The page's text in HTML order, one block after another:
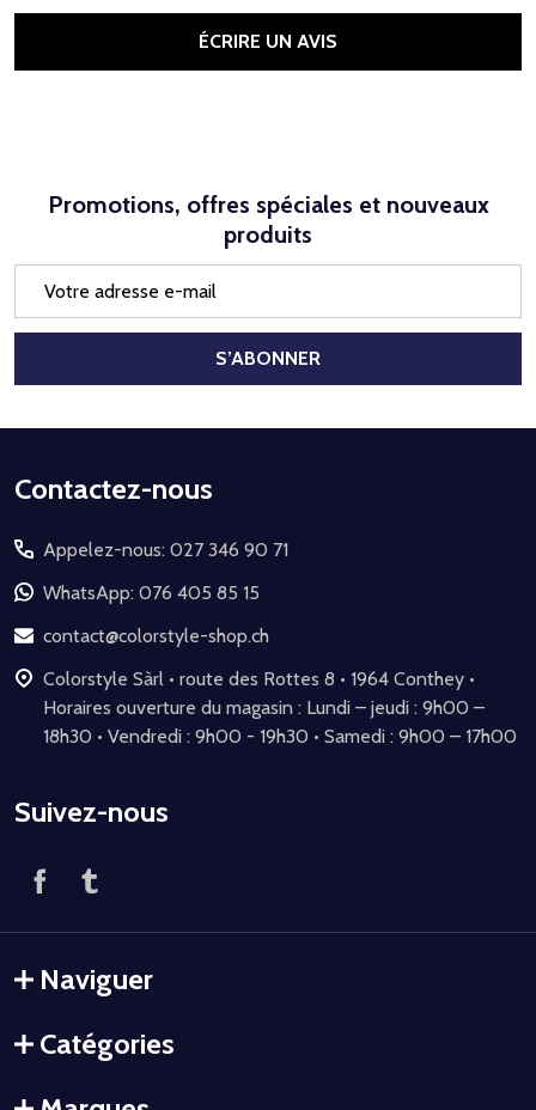
ÉCRIRE UN AVIS
Promotions, offres spéciales et nouveaux
produits
mail
S’ABONNER
Début
pied
de
page
Contactez-nous
Appelez-nous: 027 346 90 71
WhatsApp: 076 405 85 15
contact@colorstyle-shop.ch
Colorstyle Sàrl • route des Rottes 8 • 1964 Conthey •
Horaires ouverture du magasin : Lundi – jeudi : 9h00 –
18h30 • Vendredi : 9h00 - 19h30 • Samedi : 9h00 – 17h00
Suivez-nous
Naviguer
Catégories